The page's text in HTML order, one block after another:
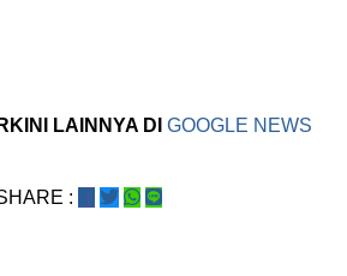
LAINNYA DI GOOGLE NEWS
: